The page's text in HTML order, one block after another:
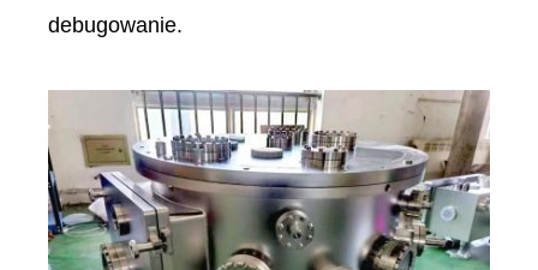
debugowanie.